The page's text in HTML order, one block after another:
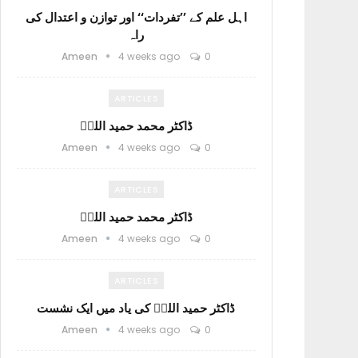
اہل علم کے ’’تفردات‘‘ اور توازن و اعتدال کی
راہ
Ameen 4 weeks ago 0
ڈاکٹر محمد حمید اللہؒ
Ameen 4 weeks ago 0
ڈاکٹر محمد حمید اللہؒ
Ameen 4 weeks ago 0
ڈاکٹر حمید اللہؒ کی یاد میں ایک نشست
Ameen 4 weeks ago 0